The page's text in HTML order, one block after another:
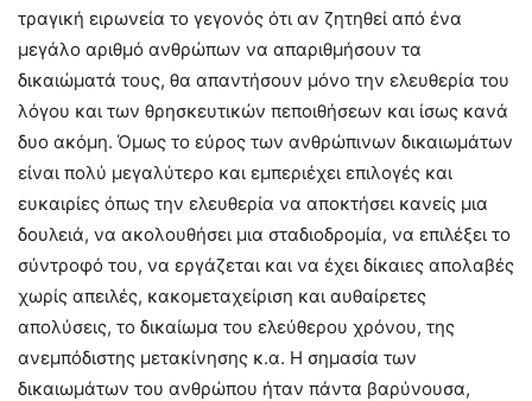
τραγική ειρωνεία το γεγονός ότι αν ζητηθεί από ένα
μεγάλο αριθμό ανθρώπων να απαριθμήσουν τα
δικαιώματά τους, θα απαντήσουν μόνο την ελευθερία του
λόγου και των θρησκευτικών πεποιθήσεων και ίσως κανά
δυο ακόμη. Όμως το εύρος των ανθρώπινων δικαιωμάτων
είναι πολύ μεγαλύτερο και εμπεριέχει επιλογές και
ευκαιρίες όπως την ελευθερία να αποκτήσει κανείς μια
δουλειά, να ακολουθήσει μια σταδιοδρομία, να επιλέξει το
σύντροφό του, να εργάζεται και να έχει δίκαιες απολαβές
χωρίς απειλές, κακομεταχείριση και αυθαίρετες
απολύσεις, το δικαίωμα του ελεύθερου χρόνου, της
ανεμπόδιστης μετακίνησης κ.α. Η σημασία των
δικαιωμάτων του ανθρώπου ήταν πάντα βαρύνουσα,